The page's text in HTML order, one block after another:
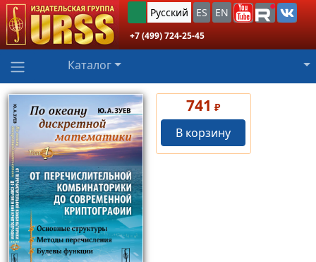
Русский ES EN
+7 (499) 724-25-45
Каталог
741 ₽
В корзину